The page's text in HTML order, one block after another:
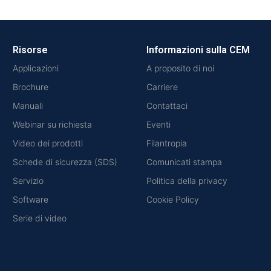
Risorse
Applicazioni
Brochure
Manuali
Webinar su richiesta
Video dei prodotti
Schede di sicurezza (SDS)
Servizio
Software
Serie di video
Informazioni sulla CEM
A proposito di noi
Carriere
Contattaci
Eventi
Filantropia
Comunicati stampa
Politica della privacy
Cookie Policy